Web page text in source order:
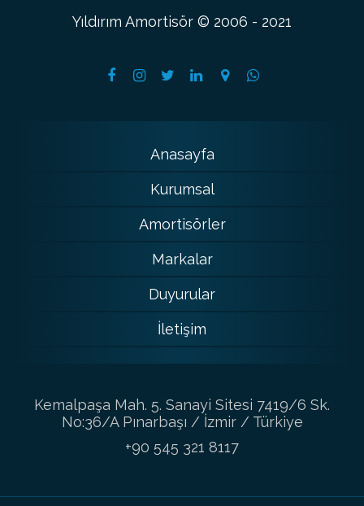
Yıldırım Amortisör © 2006 - 2021
Anasayfa
Kurumsal
Amortisörler
Markalar
Duyurular
İletişim
Kemalpaşa Mah. 5. Sanayi Sitesi 7419/6 Sk.
No:36/A Pınarbaşı / İzmir / Türkiye
+90 545 321 8117